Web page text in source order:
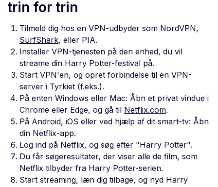
trin for trin
Tilmeld dig hos en VPN-udbyder som NordVPN,
SurfShark, eller PIA.
Installer VPN-tjenesten på den enhed, du vil
streame din Harry Potter-festival på.
Start VPN'en, og opret forbindelse til en VPN-
server i Tyrkiet (f.eks.).
På enten Windows eller Mac: Åbn et privat vindue i
Chrome eller Edge, og gå til Netflix.com.
På Android, iOS eller ved hjælp af dit smart-tv: Åbn
din Netflix-app.
Log ind på Netflix, og søg efter "Harry Potter".
Du får søgeresultater, der viser alle de film, som
Netflix tilbyder fra Harry Potter-serien.
Start streaming, læn dig tilbage, og nyd Harry